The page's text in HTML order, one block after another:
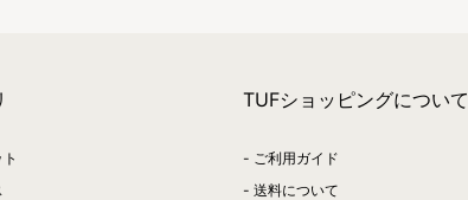
TUFショッピングについて
ご利用ガイド
送料について